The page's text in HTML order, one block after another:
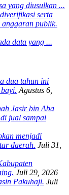
yang diusulkan ...
data yang ...
dua tahun ini
Agustus 6,
Jasir bin Aba
jual sampai
menjadi
daerah. Juli 31,
Juli 29, 2026
Pakuhaji. Juli